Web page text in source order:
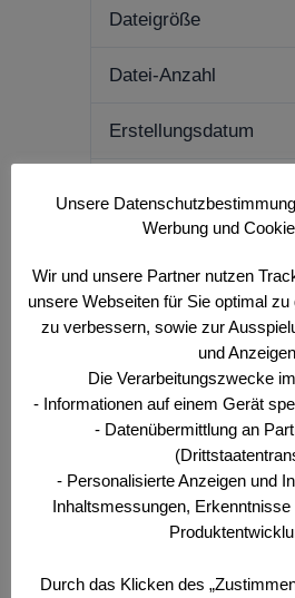
Dateigröße
Datei-Anzahl
Erstellungsdatum
5 Säulen für
Bundesheer
Archiv
+Juli
Unsere
Werbung und
Wir und unsere Partner nutzen
unsere Webseiten für Sie optimal
zu verbessern, sowie zur
und
Die Verarbeitungszwecke
- Informationen auf einem Gerät
- Datenübermittlung an
- Personalisierte Anzeigen und
Inhaltsmessungen, Erkenntnisse
Durch das Klicken des